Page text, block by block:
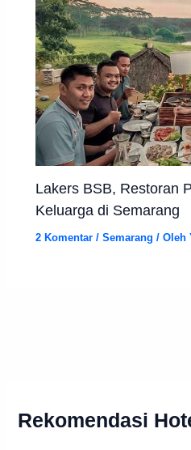
Lakers BSB, Restoran
Keluarga di Semarang
2 Komentar /Semarang / Oleh
Rekomendasi